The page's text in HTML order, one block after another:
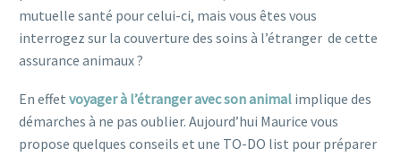
mutuelle santé pour celui-ci, mais vous êtes vous
interrogez sur la couverture des soins à l’étranger de cette
assurance animaux ?
En effet voyager à l’étranger avec son animal implique des
démarches à ne pas oublier. Aujourd’hui Maurice vous
propose quelques conseils et une TO-DO list pour préparer